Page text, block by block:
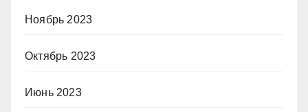
Ноябрь 2023
Октябрь 2023
Июнь 2023